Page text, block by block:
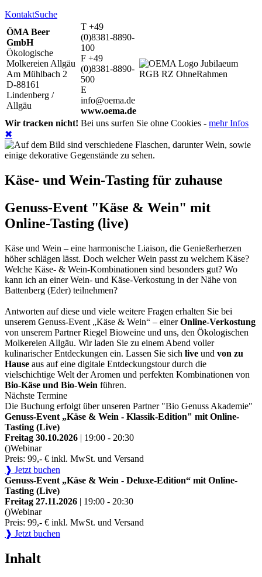
KontaktSuche
ÖMA Beer
GmbH
Ökologische
Molkereien Allgäu
Am Mühlbach 2
D-88161
Lindenberg /
Allgäu
T +49
(0)8381-8890-
100
F +49
(0)8381-8890-
500
E
info@oema.de
www.oema.de
Wir tracken nicht! Bei uns surfen Sie ohne Cookies - mehr Infos
✖
Käse- und Wein-Tasting für zuhause
Genuss-Event "Käse & Wein" mit
Online-Tasting (live)
Käse und Wein – eine harmonische Liaison, die Genießerherzen
höher schlägen lässt. Doch welcher Wein passt zu welchem Käse?
Welche Käse- & Wein-Kombinationen sind besonders gut? Wo
kann ich an einer Wein- und Käse-Verkostung in der Nähe von
Battenberg (Eder) teilnehmen?
Antworten auf diese und viele weitere Fragen erhalten Sie bei
unserem Genuss-Event „Käse & Wein“ – einerOnline-Verkostung
von unserem Partner Riegel Bioweine und uns, den Ökologischen
Molkereien Allgäu. Wir laden Sie zu einem Abend voller
kulinarischer Entdeckungen ein. Lassen Sie sich live und von zu
Hause aus auf eine digitale Entdeckungstour durch die
vielschichtige Welt der Aromen und perfekten Kombinationen von
Bio-Käse und Bio-Wein führen.
Nächste Termine
Die Buchung erfolgt über unseren Partner "Bio Genuss Akademie"
Genuss-Event „Käse & Wein - Klassik-Edition" mit Online-
Tasting (Live)
Freitag 30.10.2026 | 19:00 - 20:30
()Webinar
Preis: 99,- € inkl. MwSt. und Versand
❱ Jetzt buchen
Genuss-Event „Käse & Wein - Deluxe-Edition“ mit Online-
Tasting (Live)
Freitag 27.11.2026 | 19:00 - 20:30
()Webinar
Preis: 99,- € inkl. MwSt. und Versand
❱ Jetzt buchen
Inhalt